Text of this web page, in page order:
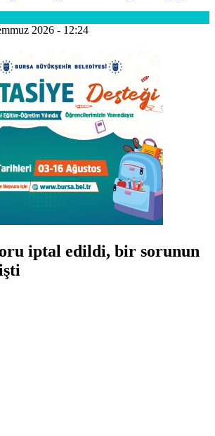
2026 - 12:24
iptal edildi, bir sorunun